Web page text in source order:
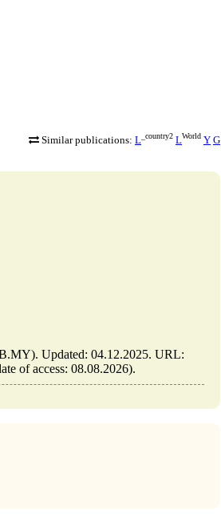
Similar publications: L _country2 LWorld Y G
Updated: 04.12.2025. URL:
of access: 08.08.2026).